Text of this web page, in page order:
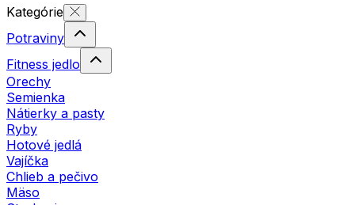
Kategórie
Potraviny
Fitness jedlo
Orechy
Semienka
Nátierky a pasty
Ryby
Hotové jedlá
Vajíčka
Chlieb a pečivo
Mäso